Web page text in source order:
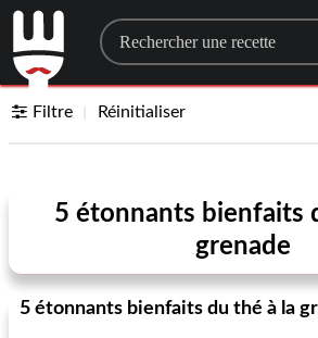
Search for a recipe
Filtre Réinitialiser
5 étonnants bienfaits
grenade
5 étonnants bienfaits du thé à la